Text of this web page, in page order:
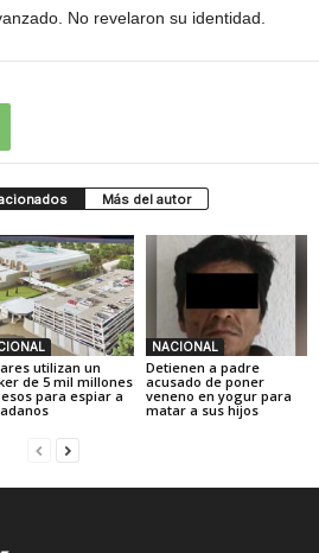
No revelaron su identidad.
Más del autor
utilizan un
de 5 mil millones
para espiar a
NACIONAL
Detienen a padre
acusado de poner
veneno en yogur para
matar a sus hijos